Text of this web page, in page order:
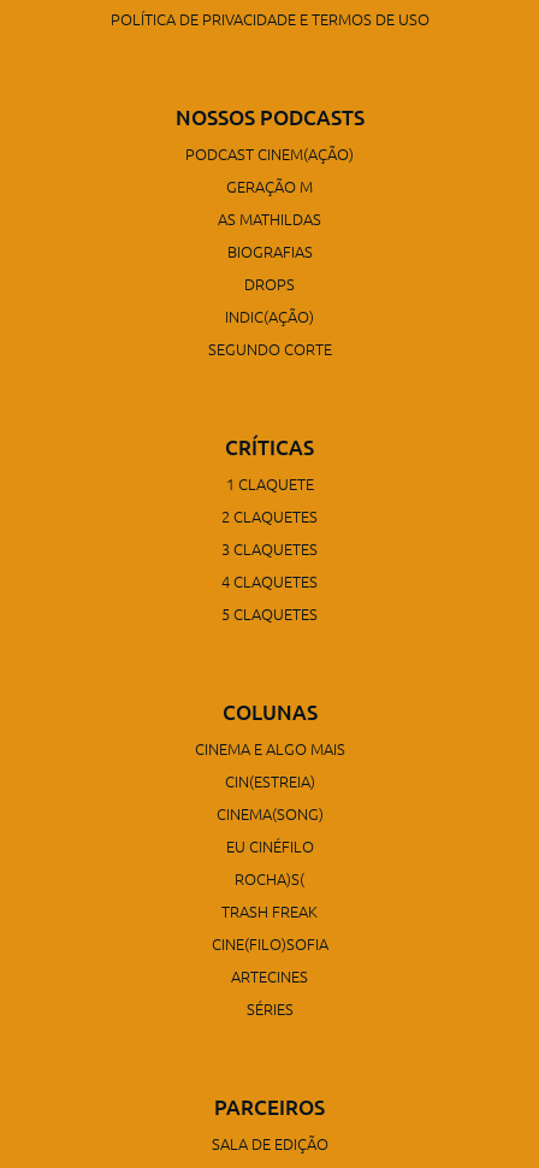
POLÍTICA DE PRIVACIDADE E TERMOS DE USO
NOSSOS PODCASTS
PODCAST CINEM(AÇÃO)
GERAÇÃO M
AS MATHILDAS
BIOGRAFIAS
DROPS
INDIC(AÇÃO)
SEGUNDO CORTE
CRÍTICAS
1 CLAQUETE
2 CLAQUETES
3 CLAQUETES
4 CLAQUETES
5 CLAQUETES
COLUNAS
CINEMA E ALGO MAIS
CIN(ESTREIA)
CINEMA(SONG)
EU CINÉFILO
ROCHA)S(
TRASH FREAK
CINE(FILO)SOFIA
ARTECINES
SÉRIES
PARCEIROS
SALA DE EDIÇÃO